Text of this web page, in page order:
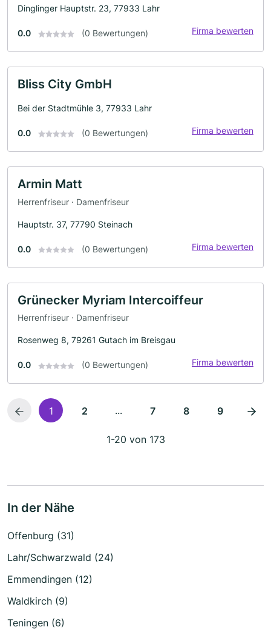
Dinglinger Hauptstr. 23, 77933 Lahr
0.0 (0 Bewertungen) Firma bewerten
Bliss City GmbH
Bei der Stadtmühle 3, 77933 Lahr
0.0 (0 Bewertungen) Firma bewerten
Armin Matt
Herrenfriseur · Damenfriseur
Hauptstr. 37, 77790 Steinach
0.0 (0 Bewertungen) Firma bewerten
Grünecker Myriam Intercoiffeur
Herrenfriseur · Damenfriseur
Rosenweg 8, 79261 Gutach im Breisgau
0.0 (0 Bewertungen) Firma bewerten
1 2 ... 7 8 9
1-20 von 173
In der Nähe
Offenburg (31)
Lahr/Schwarzwald (24)
Emmendingen (12)
Waldkirch (9)
Teningen (6)